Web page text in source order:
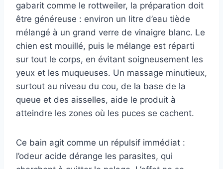
gabarit comme le rottweiler, la préparation doit
être généreuse : environ un litre d’eau tiède
mélangé à un grand verre de vinaigre blanc. Le
chien est mouillé, puis le mélange est réparti
sur tout le corps, en évitant soigneusement les
yeux et les muqueuses. Un massage minutieux,
surtout au niveau du cou, de la base de la
queue et des aisselles, aide le produit à
atteindre les zones où les puces se cachent.
Ce bain agit comme un répulsif immédiat :
l’odeur acide dérange les parasites, qui